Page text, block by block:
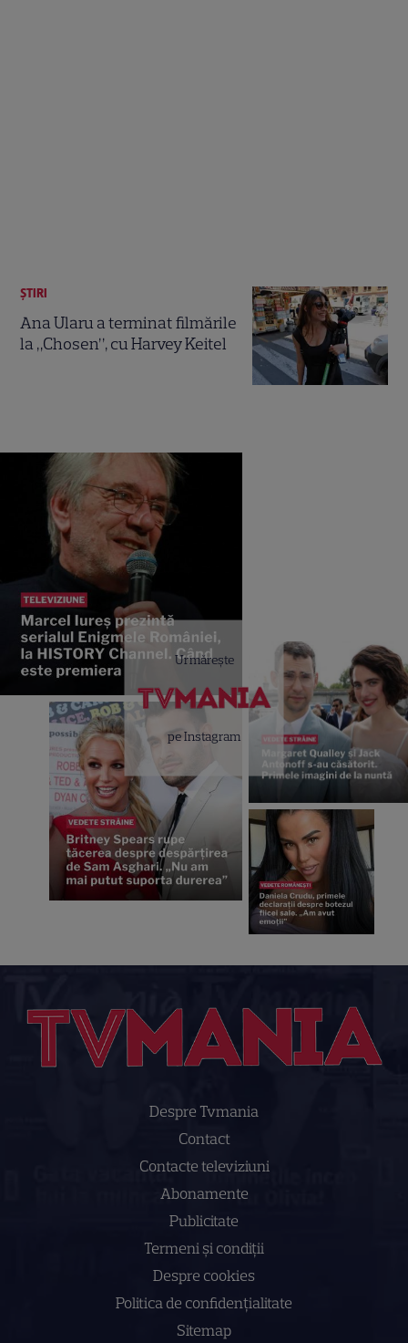
ȘTIRI
Ana Ularu a terminat filmările
la „Chosen”, cu Harvey Keitel
Urmărește
pe Instagram
Despre Tvmania
Contact
Contacte televiziuni
Abonamente
Publicitate
Termeni și condiții
Despre cookies
Politica de confidenţialitate
Sitemap